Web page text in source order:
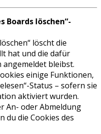
Boards löschen“-
löscht die
hat und die dafür
angemeldet bleibst.
einige Funktionen,
Status – sofern sie
aktiviert wurden.
An- oder Abmeldung
du die Cookies des